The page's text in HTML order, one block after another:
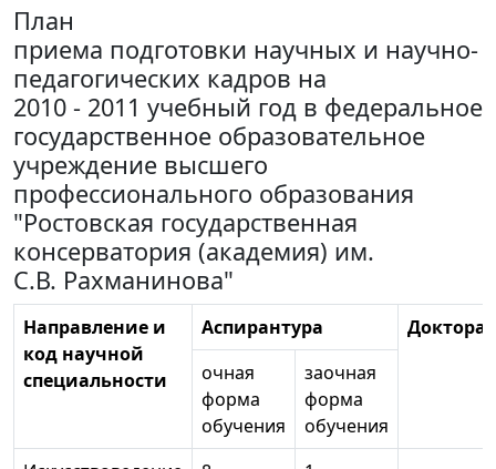
План
приема подготовки научных и научно-
педагогических кадров на
2010 - 2011 учебный год в федеральное
государственное образовательное
учреждение высшего
профессионального образования
"Ростовская государственная
консерватория (академия) им.
С.В. Рахманинова"
Направление и
код научной
специальности
Аспирантура
очная
форма
обучения
заочная
форма
обучения